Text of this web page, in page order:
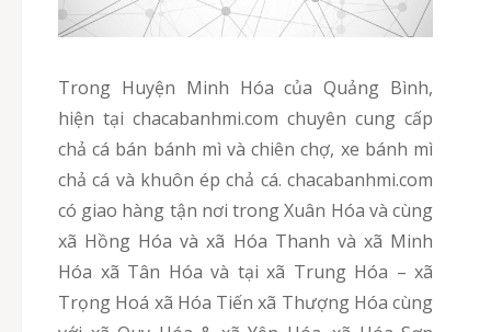
Trong Huyện Minh Hóa của Quảng Bình,
hiện tại chacabanhmi.com chuyên cung cấp
chả cá bán bánh mì và chiên chợ, xe bánh mì
chả cá và khuôn ép chả cá. chacabanhmi.com
có giao hàng tận nơi trong Xuân Hóa và cùng
xã Hồng Hóa và xã Hóa Thanh và xã Minh
Hóa xã Tân Hóa và tại xã Trung Hóa – xã
Trọng Hoá xã Hóa Tiến xã Thượng Hóa cùng